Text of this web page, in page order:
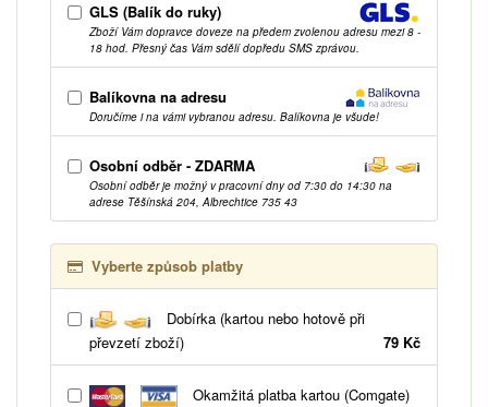
GLS (Balík do ruky)
Zboží Vám dopravce doveze na předem zvolenou adresu mezi 8 -
18 hod. Přesný čas Vám sdělí dopředu SMS zprávou.
Balíkovna na adresu
Doručíme i na vámi vybranou adresu. Balíkovna je všude!
Osobní odběr - ZDARMA
Osobní odběr je možný v pracovní dny od 7:30 do 14:30 na
adrese Těšínská 204, Albrechtice 735 43
Vyberte způsob platby
Dobírka (kartou nebo hotově při
převzetí zboží)
79 Kč
Okamžitá platba kartou (Comgate)